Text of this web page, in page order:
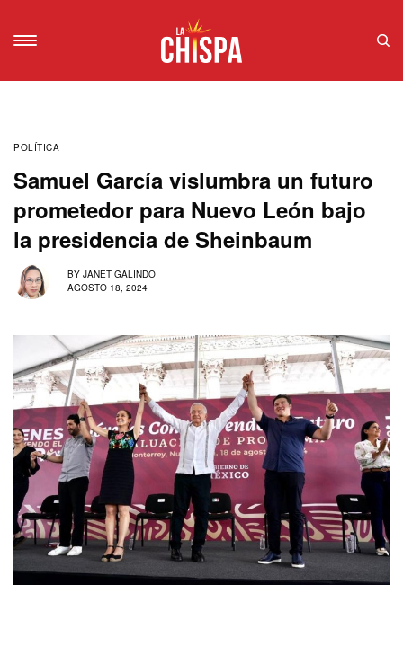
POLÍTICA
Samuel García vislumbra un futuro
prometedor para Nuevo León bajo
la presidencia de Sheinbaum
BY JANET GALINDO
AGOSTO 18, 2024